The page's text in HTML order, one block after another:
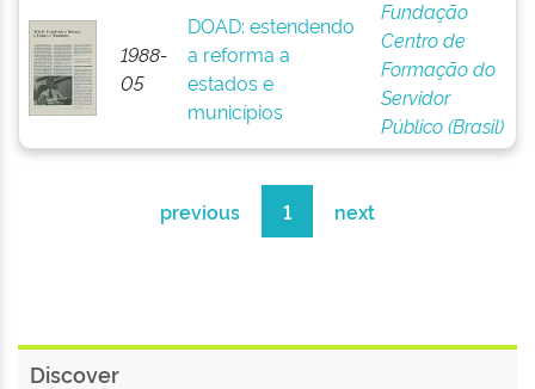
1988-
05
DOAD: estendendo
a reforma a
estados e
municípios
Fundação
Centro de
Formação do
Servidor
Público (Brasil)
previous 1 next
Discover